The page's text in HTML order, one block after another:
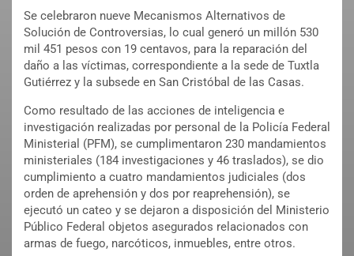
Se celebraron nueve Mecanismos Alternativos de
Solución de Controversias, lo cual generó un millón 530
mil 451 pesos con 19 centavos, para la reparación del
daño a las víctimas, correspondiente a la sede de Tuxtla
Gutiérrez y la subsede en San Cristóbal de las Casas.
Como resultado de las acciones de inteligencia e
investigación realizadas por personal de la Policía Federal
Ministerial (PFM), se cumplimentaron 230 mandamientos
ministeriales (184 investigaciones y 46 traslados), se dio
cumplimiento a cuatro mandamientos judiciales (dos
orden de aprehensión y dos por reaprehensión), se
ejecutó un cateo y se dejaron a disposición del Ministerio
Público Federal objetos asegurados relacionados con
armas de fuego, narcóticos, inmuebles, entre otros.